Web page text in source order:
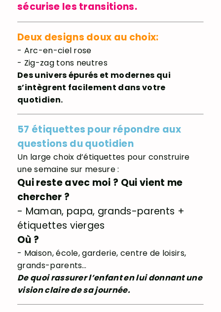
sécurise les transitions.
Deux designs doux au choix:
- Arc-en-ciel rose
- Zig-zag tons neutres
Des univers épurés et modernes qui
s’intègrent facilement dans votre
quotidien.
57 étiquettes pour répondre aux
questions du quotidien
Un large choix d’étiquettes pour construire
une semaine sur mesure :
Qui reste avec moi ? Qui vient me
chercher ?
- Maman, papa, grands-parents +
étiquettes vierges
Où ?
- Maison, école, garderie, centre de loisirs,
grands-parents…
De quoi rassurer l’enfant en lui donnant une
vision claire de sa journée.